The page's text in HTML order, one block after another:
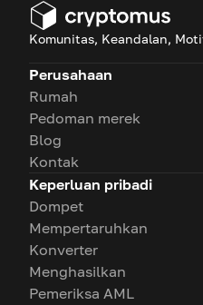
Komunitas, Keandalan,
Perusahaan
Rumah
Pedoman merek
Blog
Kontak
Keperluan pribadi
Dompet
Mempertaruhkan
Konverter
Menghasilkan
Pemeriksa AML